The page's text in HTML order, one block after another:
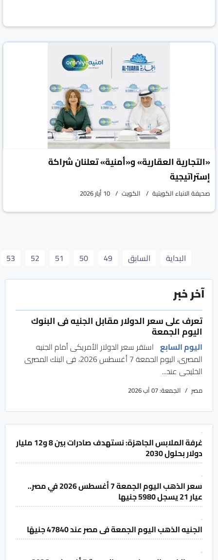
«التجارية العقارية» و«أمنية» تعلنان شراكة
إستراتيجية
صحيفة الانباء الكويتية الكويت 10 أيار 2026
البداية السابق 49
50
51
52
53
آخر خبر
تعرف على سعر الدولار مقابل الجنيه فى البنوك
اليوم الجمعة
اليوم السابع استقر سعر الدولار الأمريكى أمام الجنيه
المصرى، اليوم الجمعة 7 أغسطس 2026، فى البنك المصرى
الخليجى عند...
مصر الجمعة: 07 آب 2026
غرفة الملابس الجاهزة: نستهدف صادرات بين 8 و12 مليار
دولار بحلول 2030
سعر الذهب اليوم الجمعة 7 أغسطس 2026 في مصر..
عيار 21 يسجل 5980 جنيها
الجنيه الذهب اليوم الجمعة فى مصر عند 47840 جنيهًا